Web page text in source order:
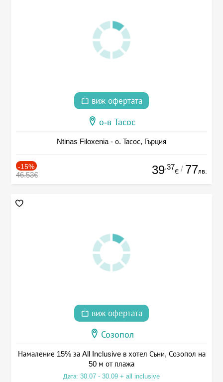
виж офертата
о-в Тасос
Ntinas Filoxenia - о. Тасос, Гърция
-15%
46.53€ 39.37
€ / 77лв.
виж офертата
Созопол
Намаление 15% за All Inclusive в хотел Съни, Созопол на
50 м от плажа
Дата: 30.07 - 30.09 + all inclusive